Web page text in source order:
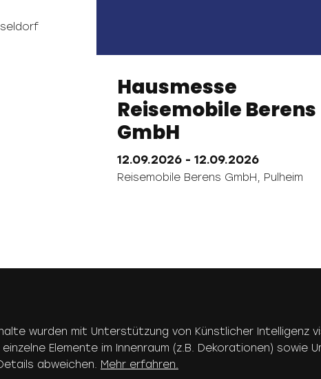
Hausmesse
Reisemobile Berens
GmbH
12.09.2026 - 12.09.2026
Reisemobile Berens GmbH, Pulheim
wurden mit Unterstützung von Künstlicher Intelligenz
Elemente im Innenraum (z.B. Dekorationen) sowie
abweichen. Mehr erfahren.